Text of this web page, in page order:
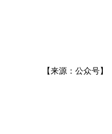
【来源：公众号】